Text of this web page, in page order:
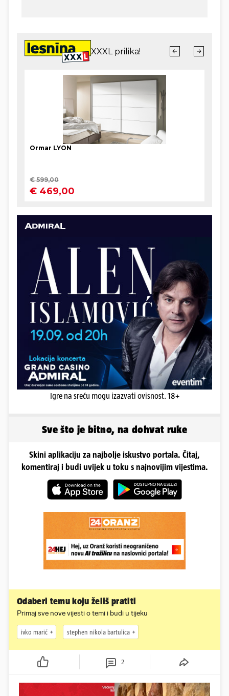
Igre na sreću mogu izazvati ovisnost. 18+
Sve što je bitno, na dohvat ruke
Skini aplikaciju za najbolje iskustvo portala. Čitaj,
komentiraj i budi uvijek u toku s najnovijim vijestima.
Odaberi temu koju želiš pratiti
Primaj sve nove vijesti o temi i budi u tijeku
ivko marić stephen nikola bartulica
2